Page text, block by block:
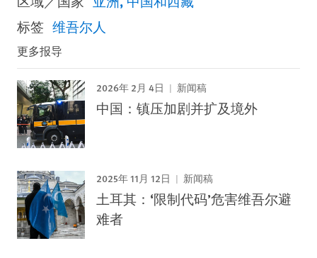
标签 维吾尔人
更多报导
2026年 2月 4日 新闻稿
中国：镇压加剧并扩及境外
2025年 11月 12日 新闻稿
土耳其：‘限制代码’危害维吾尔避
难者